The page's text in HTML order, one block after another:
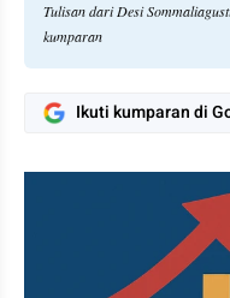
Tulisan dari Desi
kumparan
Ikuti kumparan di